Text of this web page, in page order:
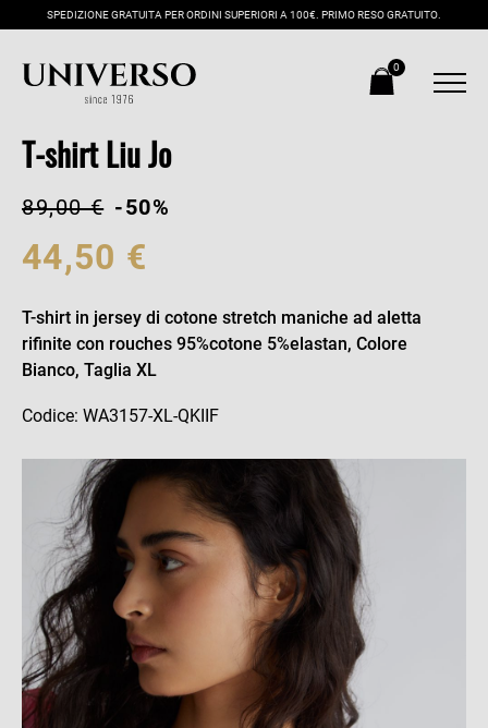
SPEDIZIONE GRATUITA PER ORDINI SUPERIORI A 100€. PRIMO RESO GRATUITO.
0
T-shirt Liu Jo
89,00 € -50%
44,50 €
T-shirt in jersey di cotone stretch maniche ad aletta
rifinite con rouches 95%cotone 5%elastan, Colore
Bianco, Taglia XL
Codice: WA3157-XL-QKIIF